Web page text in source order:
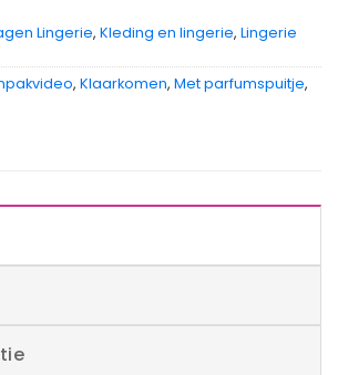
Lingerie, Kleding en lingerie, Lingerie
, Klaarkomen, Met parfumspuitje,